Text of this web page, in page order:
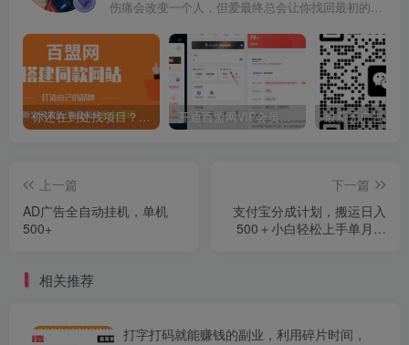
伤痛会改变一个人，但爱最终总会让你找回最初的自己
你还在到处找项目？还在当韭菜？我靠卖项目一个月收入5万+，曾经我也是个失败者。 开通百盟网VIP会员，尊享全站资源免费下载，享70%的推广提成！！【限时五折优惠】
上一篇
AD广告全自动挂机，单机
500+
下一篇
支付宝分成计划，搬运日入
500＋小白轻松上手单月破
相关推荐
打字打码就能赚钱的副业，利用碎片时间，